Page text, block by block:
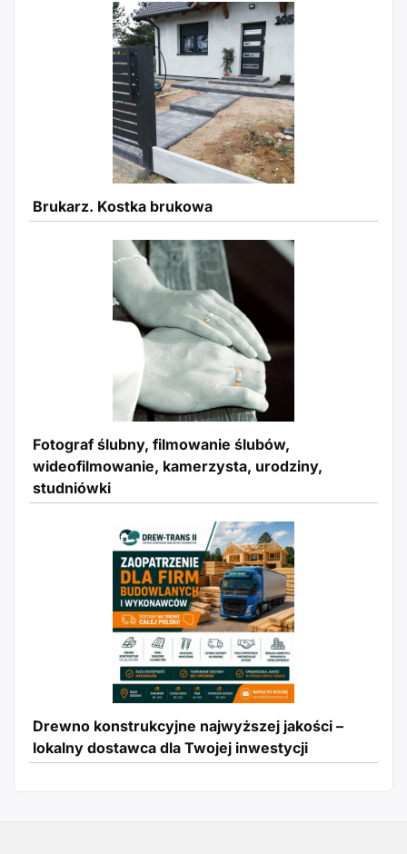
Brukarz. Kostka brukowa
Fotograf ślubny, filmowanie ślubów,
wideofilmowanie, kamerzysta, urodziny,
studniówki
Drewno konstrukcyjne najwyższej jakości –
lokalny dostawca dla Twojej inwestycji